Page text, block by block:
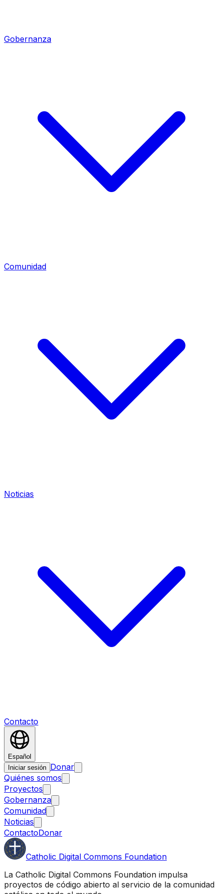
Gobernanza
Comunidad
Noticias
Contacto
Español
Iniciar sesión Donar
Quiénes somos
Proyectos
Gobernanza
Comunidad
Noticias
ContactoDonar
Catholic Digital Commons Foundation
La Catholic Digital Commons Foundation impulsa
proyectos de código abierto al servicio de la comunidad